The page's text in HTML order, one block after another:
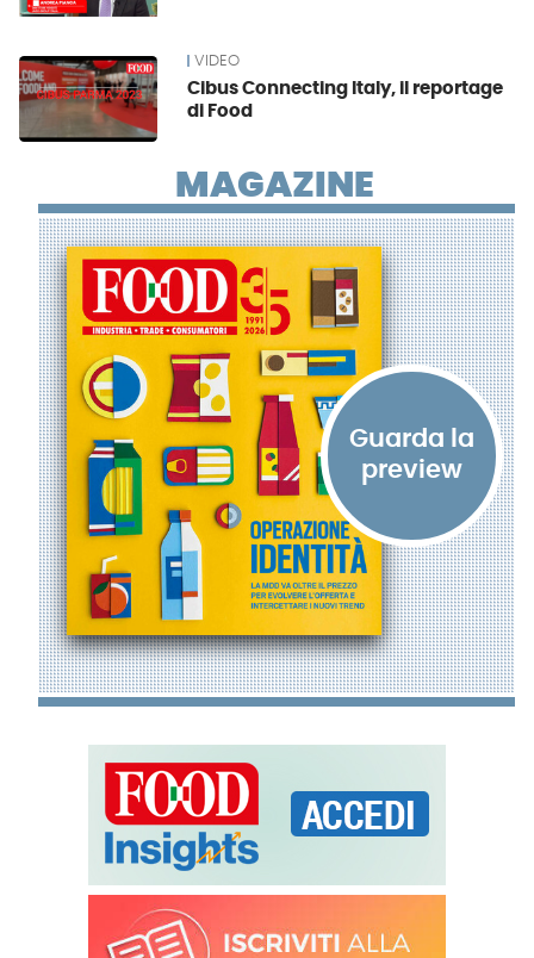
VIDEO
Cibus Connecting Italy, il reportage
di Food
MAGAZINE